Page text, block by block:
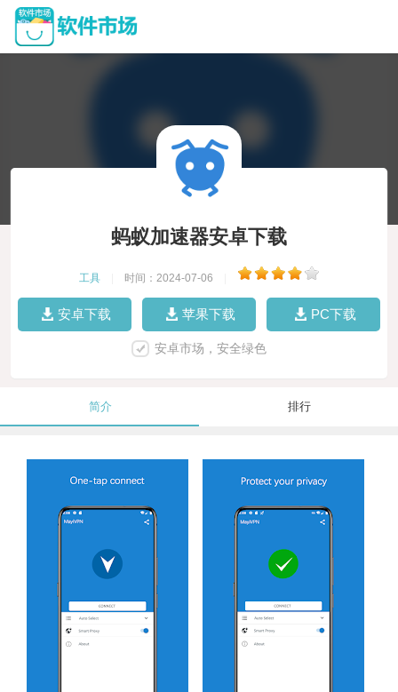
蚂蚁加速器安卓下载
工具 时间：2024-07-06
安卓下载 苹果下载 PC下载
安卓市场，安全绿色
简介 排行